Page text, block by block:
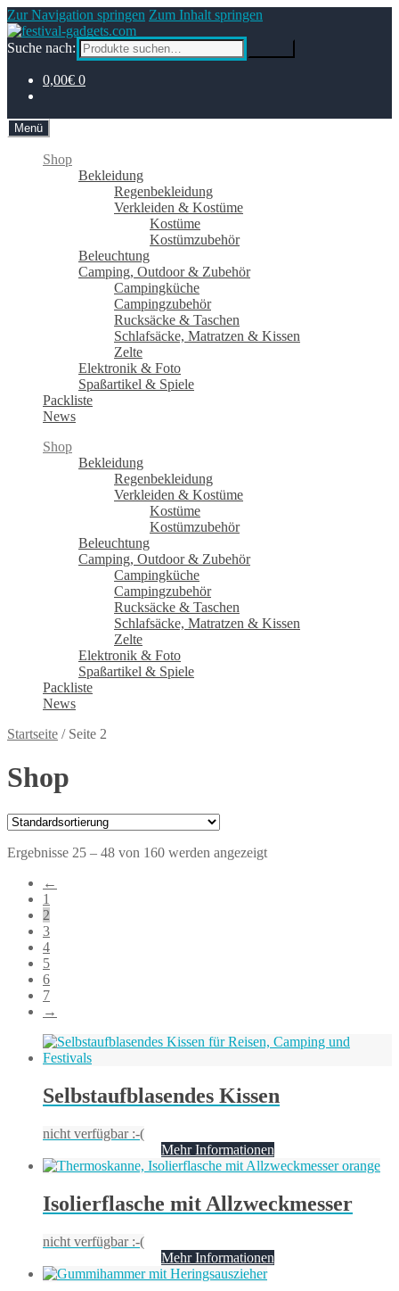
Zur Navigation springen Zum Inhalt springen
Suche nach:
0,00€ 0
Menü
Shop
Bekleidung
Regenbekleidung
Verkleiden & Kostüme
Kostüme
Kostümzubehör
Beleuchtung
Camping, Outdoor & Zubehör
Campingküche
Campingzubehör
Rucksäcke & Taschen
Schlafsäcke, Matratzen & Kissen
Zelte
Elektronik & Foto
Spaßartikel & Spiele
Packliste
News
Shop
Bekleidung
Regenbekleidung
Verkleiden & Kostüme
Kostüme
Kostümzubehör
Beleuchtung
Camping, Outdoor & Zubehör
Campingküche
Campingzubehör
Rucksäcke & Taschen
Schlafsäcke, Matratzen & Kissen
Zelte
Elektronik & Foto
Spaßartikel & Spiele
Packliste
News
Startseite / Seite 2
Shop
Ergebnisse 25 – 48 von 160 werden angezeigt
←
1
2
3
4
5
6
7
→
Selbstaufblasendes Kissen
nicht verfügbar :-(
Mehr Informationen
Isolierflasche mit Allzweckmesser
nicht verfügbar :-(
Mehr Informationen